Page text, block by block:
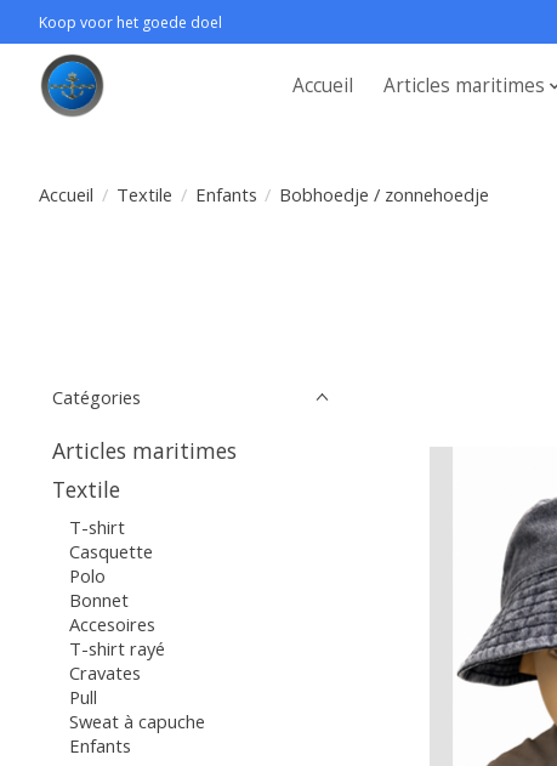
Koop voor het goede doel
Accueil Articles maritimes
Accueil / Textile / Enfants / Bobhoedje / zonnehoedje
Catégories
Articles maritimes
Textile
T-shirt
Casquette
Polo
Bonnet
Accesoires
T-shirt rayé
Cravates
Pull
Sweat à capuche
Enfants